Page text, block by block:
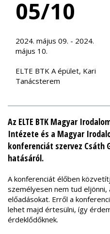
05/10
2024. május 09. - 2024.
május 10.
ELTE BTK A épület, Kari
Tanácsterem
Az ELTE BTK Magyar
Intézete és a Magyar
konferenciát szervez Csáth
hatásáról.
A konferenciát élőben
személyesen nem tud
előadásokat. Erről a
lehet majd értesülni, így
érdeklődőknek.